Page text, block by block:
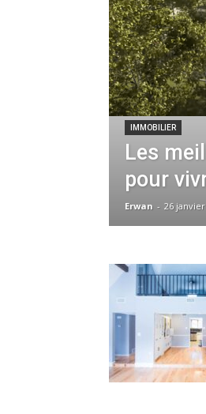
IMMOBILIER
Les
pour
Erwan - 26 janvier